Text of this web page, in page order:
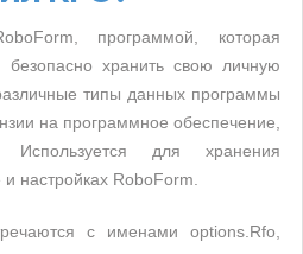
программой, которая
безопасно хранить свою личную
типы данных программы
на программное обеспечение,
для хранения
настройках RoboForm.
с именами options.Rfo,